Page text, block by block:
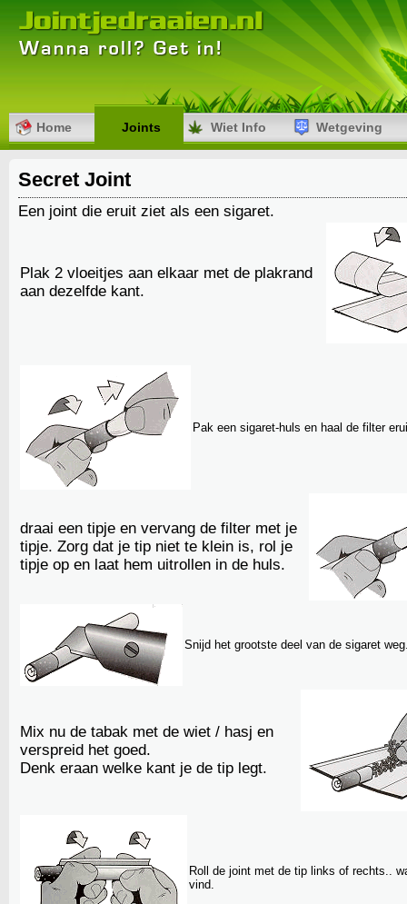
Home Joints Wiet Info Wetgeving
Secret Joint
Een joint die eruit ziet als een sigaret.
Plak 2 vloeitjes aan elkaar met de plakrand
aan dezelfde kant.
Pak een sigaret-huls en haal de filter
draai een tipje en vervang de filter met je
tipje. Zorg dat je tip niet te klein is, rol je
tipje op en laat hem uitrollen in de huls.
Snijd het grootste deel van de sigaret
Mix nu de tabak met de wiet / hasj en
verspreid het goed.
Denk eraan welke kant je de tip legt.
Roll de joint met de tip links of rechts..
vind.